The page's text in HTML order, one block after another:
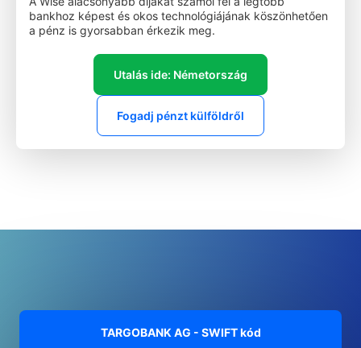
bankhoz képest és okos technológiájának köszönhetően
a pénz is gyorsabban érkezik meg.
Utalás ide: Németország
Fogadj pénzt külföldről
TARGOBANK AG - SWIFT kód